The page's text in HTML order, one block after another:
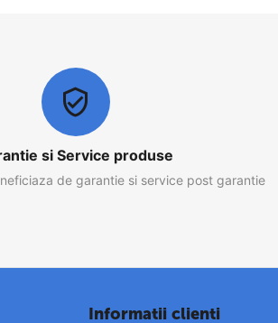
si Service produse
de garantie si service post garantie
Informatii clienti